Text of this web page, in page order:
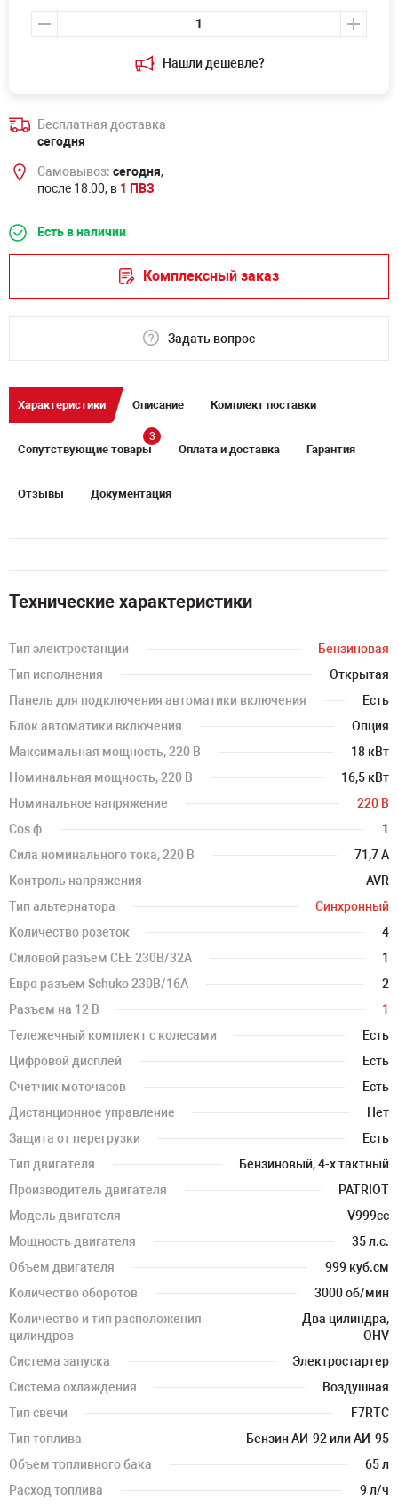
Нашли дешевле?
Бесплатная доставка
сегодня
Самовывоз: сегодня,
после 18:00, в 1 ПВЗ
Есть в наличии
Комплексный заказ
Задать вопрос
Характеристики Описание Комплект поставки
Сопутствующие товары
3
Оплата и доставка Гарантия
Отзывы Документация
Технические характеристики
Тип электростанции
Бензиновая
Тип исполнения
Открытая
Панель для подключения автоматики включения
Есть
Блок автоматики включения
Опция
Максимальная мощность, 220 В
18 кВт
Номинальная мощность, 220 В
16,5 кВт
Номинальное напряжение
220 В
Cos ф
1
Сила номинального тока, 220 В
71,7 А
Контроль напряжения
AVR
Тип альтернатора
Синхронный
Количество розеток
4
Силовой разъем CEE 230В/32А
1
Евро разъем Schuko 230В/16А
2
Разъем на 12 В
1
Тележечный комплект с колесами
Есть
Цифровой дисплей
Есть
Счетчик моточасов
Есть
Дистанционное управление
Нет
Защита от перегрузки
Есть
Тип двигателя
Бензиновый, 4-х тактный
Производитель двигателя
PATRIOT
Модель двигателя
V999cc
Мощность двигателя
35 л.с.
Объем двигателя
999 куб.см
Количество оборотов
3000 об/мин
Количество и тип расположения
цилиндров
Два цилиндра,
OHV
Система запуска
Электростартер
Система охлаждения
Воздушная
Тип свечи
F7RTC
Тип топлива
Бензин АИ-92 или АИ-95
Объем топливного бака
65 л
Расход топлива
9 л/ч